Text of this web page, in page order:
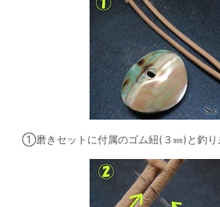
①磨きセットに付属のゴム紐(３㎜)と釣り